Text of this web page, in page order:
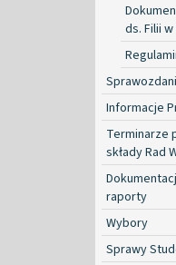
ds. Filii w
Informacje
Terminarze
składy Rad
raporty
Wybory
Sprawy